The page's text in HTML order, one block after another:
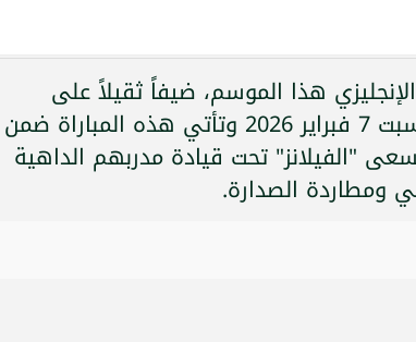
هذا الموسم، ضيفاً ثقيلاً على
بورنموث في ملعب "فيتاليتي"، مساء اليوم السبت 7 فبراير 2026 وتأتي هذه المباراة ضمن
حيث يسعى "الفيلانز" تحت قيادة مدربهم الداهية
ومطاردة الصدارة.